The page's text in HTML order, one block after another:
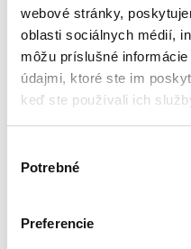
webové stránky,
oblasti sociálnych médií,
môžu príslušné
údajmi, ktoré ste im
keď ste používali ich
súhlasu
Potrebné
Preferencie